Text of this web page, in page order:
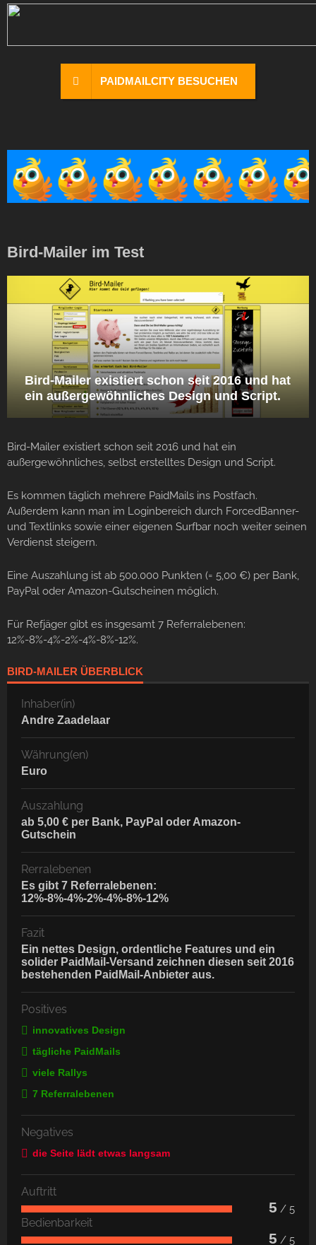
PAIDMAILCITY BESUCHEN
Bird-Mailer im Test
Bird-Mailer existiert schon seit 2016 und hat
ein außergewöhnliches Design und Script.
Bird-Mailer existiert schon seit 2016 und hat ein
außergewöhnliches, selbst erstelltes Design und Script.
Es kommen täglich mehrere PaidMails ins Postfach.
Außerdem kann man im Loginbereich durch ForcedBanner-
und Textlinks sowie einer eigenen Surfbar noch weiter seinen
Verdienst steigern.
Eine Auszahlung ist ab 500.000 Punkten (= 5,00 €) per Bank,
PayPal oder Amazon-Gutscheinen möglich.
Für Refjäger gibt es insgesamt 7 Referralebenen:
12%-8%-4%-2%-4%-8%-12%.
BIRD-MAILER ÜBERBLICK
Inhaber(in)
Andre Zaadelaar
Währung(en)
Euro
Auszahlung
ab 5,00 € per Bank, PayPal oder Amazon-
Gutschein
Rerralebenen
Es gibt 7 Referralebenen:
12%-8%-4%-2%-4%-8%-12%
Fazit
Ein nettes Design, ordentliche Features und ein
solider PaidMail-Versand zeichnen diesen seit 2016
bestehenden PaidMail-Anbieter aus.
Positives
innovatives Design
tägliche PaidMails
viele Rallys
7 Referralebenen
Negatives
die Seite lädt etwas langsam
Auftritt
5 / 5
Bedienbarkeit
5 / 5